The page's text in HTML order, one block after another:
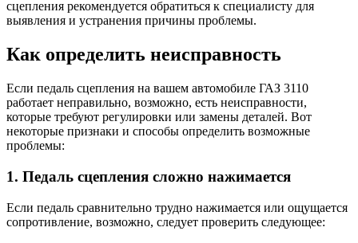
сцепления рекомендуется обратиться к специалисту для
выявления и устранения причины проблемы.
Как определить неисправность
Если педаль сцепления на вашем автомобиле ГАЗ 3110
работает неправильно, возможно, есть неисправности,
которые требуют регулировки или замены деталей. Вот
некоторые признаки и способы определить возможные
проблемы:
1. Педаль сцепления сложно нажимается
Если педаль сравнительно трудно нажимается или ощущается
сопротивление, возможно, следует проверить следующее: